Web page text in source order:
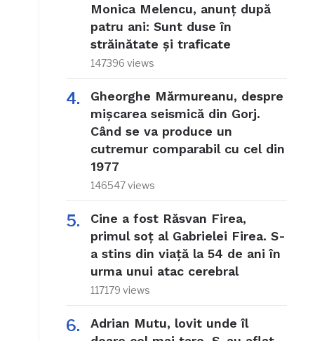
Monica Melencu, anunț după
patru ani: Sunt duse în
străinătate și traficate
147396 views
Gheorghe Mărmureanu, despre
mișcarea seismică din Gorj.
Când se va produce un
cutremur comparabil cu cel din
1977
146547 views
Cine a fost Răsvan Firea,
primul soț al Gabrielei Firea. S-
a stins din viață la 54 de ani în
urma unui atac cerebral
117179 views
Adrian Mutu, lovit unde îl